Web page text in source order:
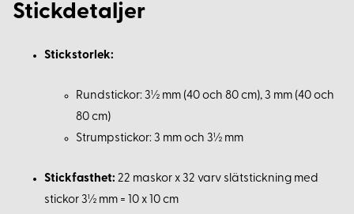
Stickdetaljer
Stickstorlek:
Rundstickor: 3½ mm (40 och 80 cm), 3 mm (40 och
80 cm)
Strumpstickor: 3 mm och 3½ mm
Stickfasthet: 22 maskor x 32 varv slätstickning med
stickor 3½ mm = 10 x 10 cm